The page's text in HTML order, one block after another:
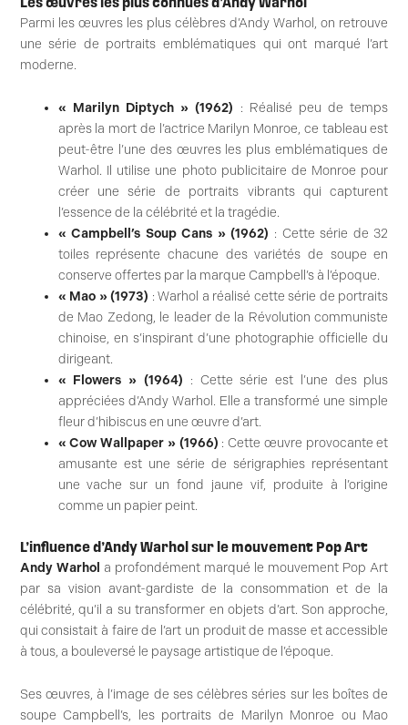
Les œuvres les plus connues d’Andy Warhol
Parmi les œuvres les plus célèbres d’Andy Warhol, on retrouve
une série de portraits emblématiques qui ont marqué l’art
moderne.
« Marilyn Diptych » (1962) : Réalisé peu de temps
après la mort de l’actrice Marilyn Monroe, ce tableau est
peut-être l’une des œuvres les plus emblématiques de
Warhol. Il utilise une photo publicitaire de Monroe pour
créer une série de portraits vibrants qui capturent
l’essence de la célébrité et la tragédie.
« Campbell’s Soup Cans » (1962) : Cette série de 32
toiles représente chacune des variétés de soupe en
conserve offertes par la marque Campbell’s à l’époque.
« Mao » (1973) : Warhol a réalisé cette série de portraits
de Mao Zedong, le leader de la Révolution communiste
chinoise, en s’inspirant d’une photographie officielle du
dirigeant.
« Flowers » (1964) : Cette série est l’une des plus
appréciées d’Andy Warhol. Elle a transformé une simple
fleur d’hibiscus en une œuvre d’art.
« Cow Wallpaper » (1966) : Cette œuvre provocante et
amusante est une série de sérigraphies représentant
une vache sur un fond jaune vif, produite à l’origine
comme un papier peint.
L’influence d’Andy Warhol sur le mouvement Pop Art
Andy Warhol a profondément marqué le mouvement Pop Art
par sa vision avant-gardiste de la consommation et de la
célébrité, qu’il a su transformer en objets d’art. Son approche,
qui consistait à faire de l’art un produit de masse et accessible
à tous, a bouleversé le paysage artistique de l’époque.
Ses œuvres, à l’image de ses célèbres séries sur les boîtes de
soupe Campbell’s, les portraits de Marilyn Monroe ou Mao